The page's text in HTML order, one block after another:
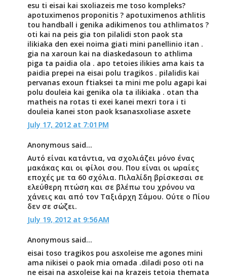
esu ti eisai kai sxoliazeis me toso kompleks?
apotuximenos proponitis ? apotuximenos athlitis
tou handball i genika adikimenos tou athlimatos ?
oti kai na peis gia ton pilalidi ston paok sta
ilikiaka den exei noima giati mini panellinio itan .
gia na xaroun kai na diaskedasoun to athlima
piga ta paidia ola . apo tetoies ilikies ama kais ta
paidia prepei na eisai polu tragikos . pilalidis kai
pervanas exoun ftiaksei ta mini me polu agapi kai
polu douleia kai genika ola ta ilikiaka . otan tha
matheis na rotas ti exei kanei mexri tora i ti
douleia kanei ston paok ksanasxoliase asxete
July 17, 2012 at 7:01 PM
Anonymous said...
Αυτό είναι κατάντια, να σχολιάζει μόνο ένας
μακάκας και οι φίλοι σου. Που είναι οι ωραίες
εποχές με τα 60 σχόλια. Πιλαλίδη βρίσκεσαι σε
ελεύθερη πτώση και σε βλέπω του χρόνου να
χάνεις και από τον Ταξιάρχη Σάμου. Ούτε ο Πίου
δεν σε σώζει.
July 19, 2012 at 9:56 AM
Anonymous said...
eisai toso tragikos pou asxoleise me agones mini
ama nikisei o paok mia omada .diladi poso oti na
ne eisai na asxoleise kai na krazeis tetoia themata